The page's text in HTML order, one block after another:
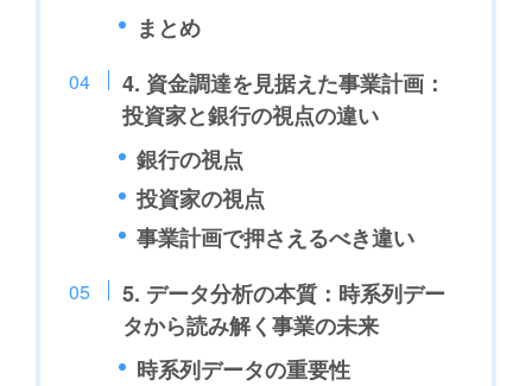
まとめ
4. 資金調達を見据えた事業計画：
投資家と銀行の視点の違い
銀行の視点
投資家の視点
事業計画で押さえるべき違い
5. データ分析の本質：時系列デー
タから読み解く事業の未来
時系列データの重要性